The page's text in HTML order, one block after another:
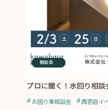
イベント
相談会
プロに聞く！水回り相談
お困り事相談会 西宮店イ